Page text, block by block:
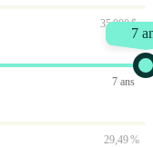
35 000 $
7
7 ans
29,49 %